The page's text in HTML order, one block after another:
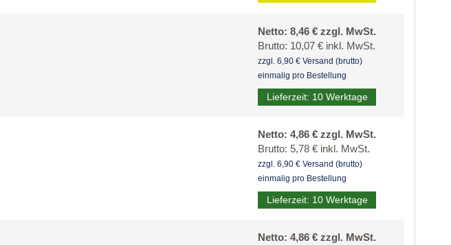
Netto: 8,46 € zzgl. MwSt.
Brutto: 10,07 € inkl. MwSt.
zzgl. 6,90 € Versand (brutto)
einmalig pro Bestellung
Lieferzeit: 10 Werktage
Netto: 4,86 € zzgl. MwSt.
Brutto: 5,78 € inkl. MwSt.
zzgl. 6,90 € Versand (brutto)
einmalig pro Bestellung
Lieferzeit: 10 Werktage
Netto: 4,86 € zzgl. MwSt.